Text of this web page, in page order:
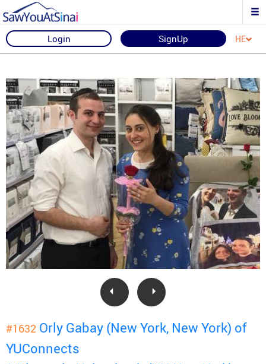
Login SignUp HE
#1632 Orly Gabay (New York, New York) of
YUConnects